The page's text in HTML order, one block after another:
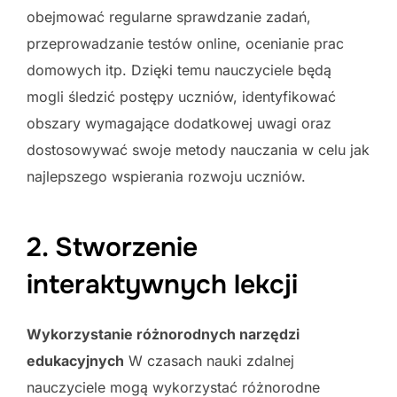
obejmować regularne sprawdzanie zadań,
przeprowadzanie testów online, ocenianie prac
domowych itp. Dzięki temu nauczyciele będą
mogli śledzić postępy uczniów, identyfikować
obszary wymagające dodatkowej uwagi oraz
dostosowywać swoje metody nauczania w celu jak
najlepszego wspierania rozwoju uczniów.
2. Stworzenie
interaktywnych lekcji
Wykorzystanie różnorodnych narzędzi
edukacyjnych W czasach nauki zdalnej
nauczyciele mogą wykorzystać różnorodne